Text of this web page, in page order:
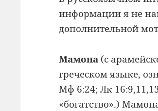
информации я не
дополнительной
Мамона (с
греческом языке,
Мф 6:24; Лк
«богатство».)